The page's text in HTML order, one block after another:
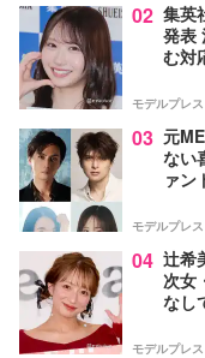
02 集英
発表
む対
モデルプレス
03 元
ない
ァン
モデルプレス
04 辻希
次女
なし
モデルプレス